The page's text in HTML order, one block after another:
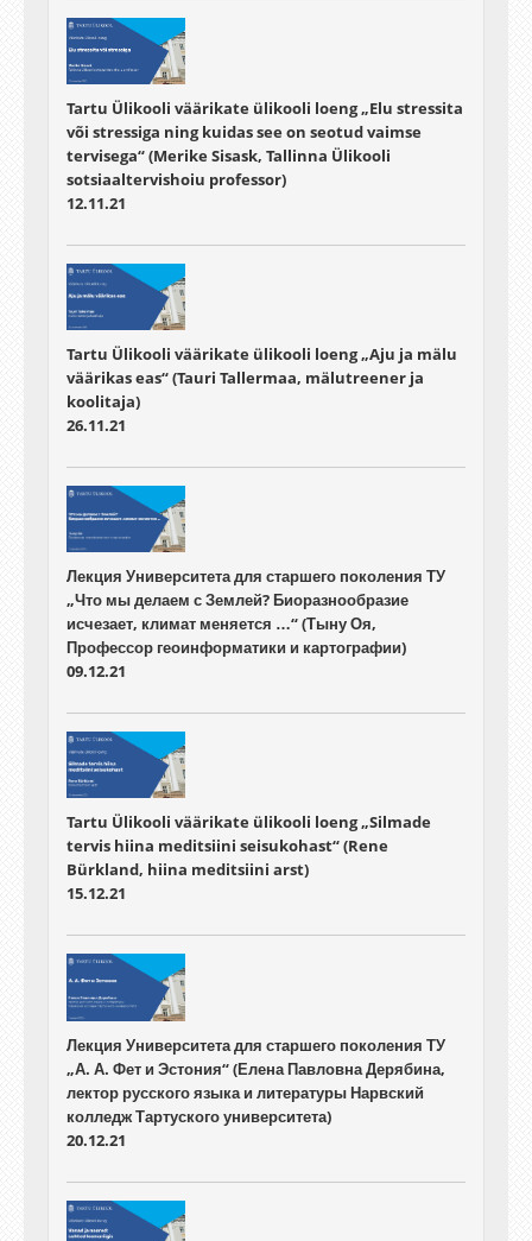
Tartu Ülikooli väärikate ülikooli loeng „Elu stressita
või stressiga ning kuidas see on seotud vaimse
tervisega“ (Merike Sisask, Tallinna Ülikooli
sotsiaaltervishoiu professor)
12.11.21
Tartu Ülikooli väärikate ülikooli loeng „Aju ja mälu
väärikas eas“ (Tauri Tallermaa, mälutreener ja
koolitaja)
26.11.21
Лекция Университета для старшего поколения ТУ
„Что мы делаем с Землей? Биоразнообразие
исчезает, климат меняется …“ (Тыну Оя,
Профессор геоинформатики и картографии)
09.12.21
Tartu Ülikooli väärikate ülikooli loeng „Silmade
tervis hiina meditsiini seisukohast“ (Rene
Bürkland, hiina meditsiini arst)
15.12.21
Лекция Университета для старшего поколения ТУ
„А. А. Фет и Эстония“ (Елена Павловна Дерябина,
лектор русского языка и литературы Нарвский
колледж Тартуского университета)
20.12.21